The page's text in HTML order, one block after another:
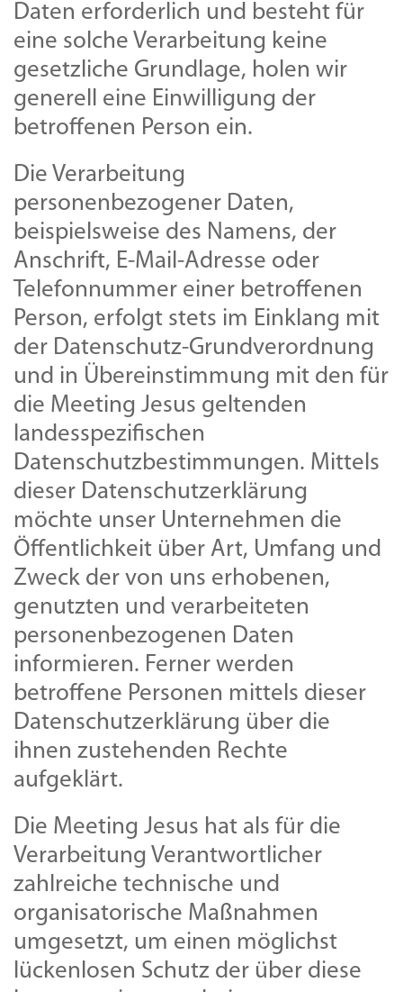
Daten erforderlich und besteht für
eine solche Verarbeitung keine
gesetzliche Grundlage, holen wir
generell eine Einwilligung der
betroffenen Person ein.
Die Verarbeitung
personenbezogener Daten,
beispielsweise des Namens, der
Anschrift, E-Mail-Adresse oder
Telefonnummer einer betroffenen
Person, erfolgt stets im Einklang mit
der Datenschutz-Grundverordnung
und in Übereinstimmung mit den für
die Meeting Jesus geltenden
landesspezifischen
Datenschutzbestimmungen. Mittels
dieser Datenschutzerklärung
möchte unser Unternehmen die
Öffentlichkeit über Art, Umfang und
Zweck der von uns erhobenen,
genutzten und verarbeiteten
personenbezogenen Daten
informieren. Ferner werden
betroffene Personen mittels dieser
Datenschutzerklärung über die
ihnen zustehenden Rechte
aufgeklärt.
Die Meeting Jesus hat als für die
Verarbeitung Verantwortlicher
zahlreiche technische und
organisatorische Maßnahmen
umgesetzt, um einen möglichst
lückenlosen Schutz der über diese